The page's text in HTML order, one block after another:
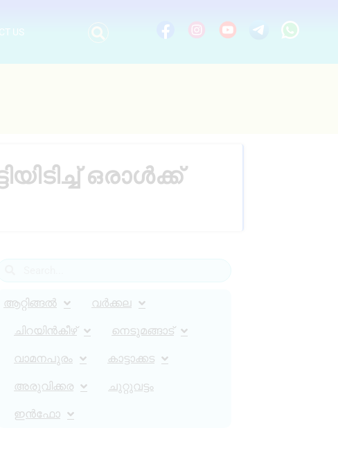
US
ഒരാൾക്ക്
ആറ്റിങ്ങൽ വർക്കല
ചിറയിൻകീഴ് നെടുമങ്ങാട്
വാമനപുരം കാട്ടാക്കട
അരുവിക്കര ചുറ്റുവട്ടം
ഇൻഫോ